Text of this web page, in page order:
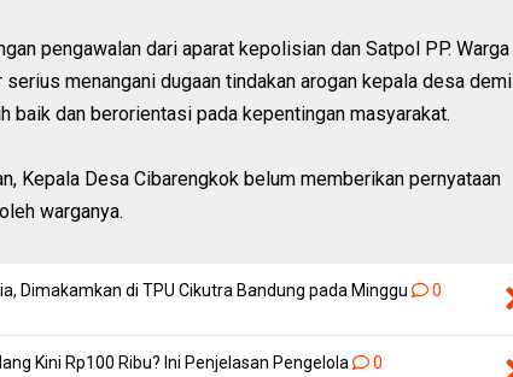
pengawalan dari aparat kepolisian dan Satpol PP. Warga
menangani dugaan tindakan arogan kepala desa demi
baik dan berorientasi pada kepentingan masyarakat.
Kepala Desa Cibarengkok belum memberikan pernyataan
warganya.
Dimakamkan di TPU Cikutra Bandung pada Minggu 0
Kini Rp100 Ribu? Ini Penjelasan Pengelola 0